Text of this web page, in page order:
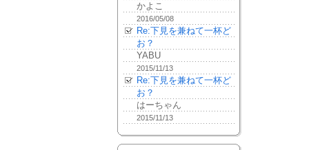
かよこ
2016/05/08
Re:下見を兼ねて一杯ど
お？
YABU
2015/11/13
Re:下見を兼ねて一杯ど
お？
はーちゃん
2015/11/13